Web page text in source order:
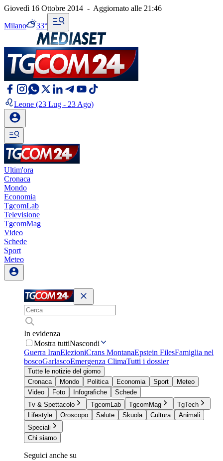
Giovedì 16 Ottobre 2014 - Aggiornato alle 21:46
Milano 33°
Leone (23 Lug - 23 Ago)
Ultim'ora
Cronaca
Mondo
Economia
TgcomLab
Televisione
TgcomMag
Video
Schede
Sport
Meteo
In evidenza
Mostra tuttiNascondi
Guerra IranElezioniCrans MontanaEpstein FilesFamiglia nel
boscoGarlascoEmergenza ClimaTutti i dossier
Tutte le notizie del giorno
Cronaca
Mondo Politica Economia Sport
Meteo
Video
Foto Infografiche
Schede
Tv & Spettacolo
TgcomLab TgcomMag
TgTech
Lifestyle
Oroscopo Salute Skuola Cultura
Animali
Speciali
Chi siamo
Seguici anche su